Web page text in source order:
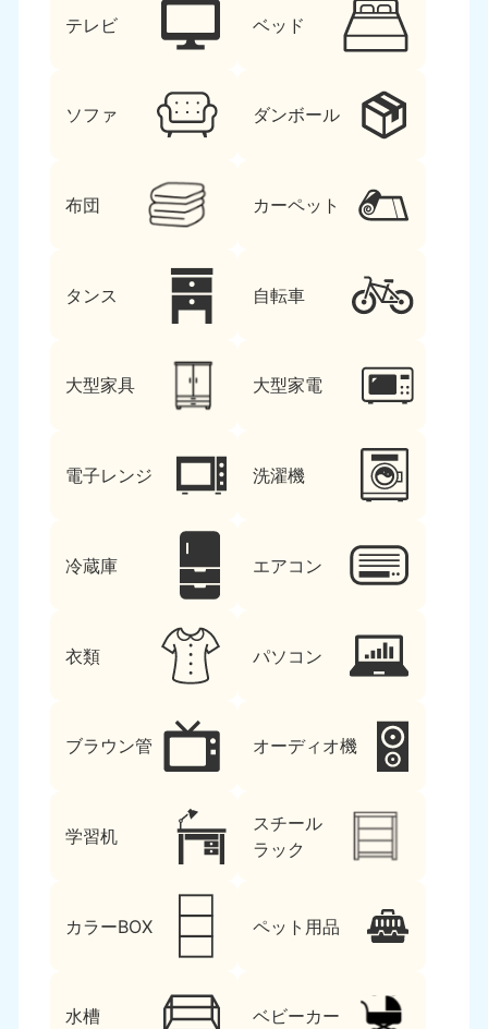
テレビ ベッド
ソファ ダンボール
布団 カーペット
タンス 自転車
大型家具 大型家電
電子レンジ 洗濯機
冷蔵庫 エアコン
衣類 パソコン
ブラウン管 オーディオ機
学習机
スチール
ラック
カラーBOX ペット用品
水槽 ベビーカー